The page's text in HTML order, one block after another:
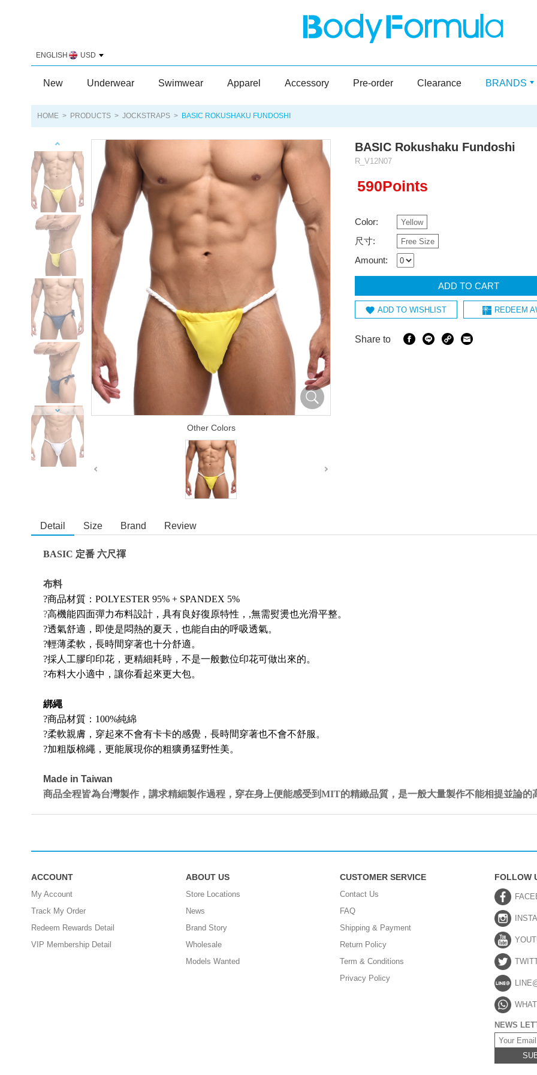
ENGLISH USD
New Underwear Swimwear Apparel Accessory Pre-order Clearance BRANDS
HOME > PRODUCTS > JOCKSTRAPS > BASIC ROKUSHAKU FUNDOSHI
Other Colors
BASIC Rokushaku Fundoshi
R_V12N07
590Points
Color: Yellow
尺寸: Free Size
Amount:
ADD TO CART
ADD TO WISHLIST REDEEM
Share to
Detail Size Brand Review
BASIC 定番 六尺禈
布料
?商品材質：POLYESTER 95% + SPANDEX 5%
?高機能四面彈力布料設計，具有良好復原特性，,無需熨燙也光滑平整。
?透氣舒適， 即使是悶熱的夏天 ， 也能自由的呼吸透氣。
?輕薄柔軟， 長時間穿著也十分舒適。
?採人工膠印印花 ，更精細耗時，不是一般數位印花可做出來的。
?布料大小適中，讓你看起來更大包。
綁繩
?商品材質： 100%純綿
?柔軟親膚，穿起來不會有卡卡的感覺，長時間穿著也不會不舒服。
?加粗版棉繩，更能展現你的粗獷勇猛野性美。
Made in Taiwan
商品全程皆為台灣製作，講求精細製作過程，穿在身上便能感受到MIT的精緻品質，是一般大量製作不能相提並論的
ACCOUNT
My Account
Track My Order
Redeem Rewards Detail
VIP Membership Detail
ABOUT US
Store Locations
News
Brand Story
Wholesale
Models Wanted
CUSTOMER SERVICE
Contact Us
FAQ
Shipping & Payment
Return Policy
Term & Conditions
Privacy Policy
FOLLOW
NEWS